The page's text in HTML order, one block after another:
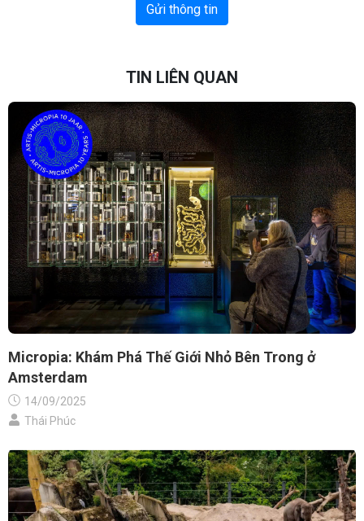
Gửi thông tin
TIN LIÊN QUAN
Micropia: Khám Phá Thế Giới Nhỏ Bên Trong ở
Amsterdam
14/09/2025
Thái Phúc